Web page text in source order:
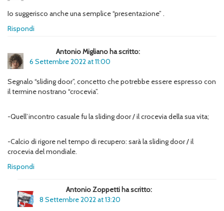
Io suggerisco anche una semplice “presentazione” .
Rispondi
Antonio Migliano ha scritto:
6 Settembre 2022 at 11:00
Segnalo “sliding door”, concetto che potrebbe essere espresso con
il termine nostrano “crocevia”.
-Quell’incontro casuale fu la sliding door / il crocevia della sua vita;
-Calcio di rigore nel tempo di recupero: sarà la sliding door / il
crocevia del mondiale.
Rispondi
Antonio Zoppetti ha scritto:
8 Settembre 2022 at 13:20